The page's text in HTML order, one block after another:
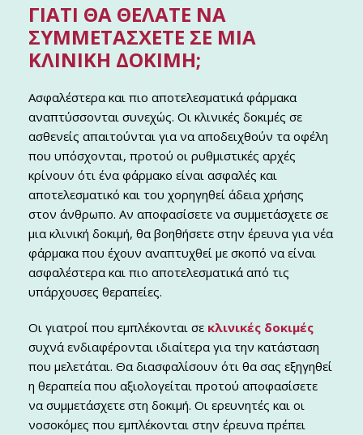
ΓΙΑΤΊ ΘΑ ΘΈΛΑΤΕ ΝΑ
ΣΥΜΜΕΤΆΣΧΕΤΕ ΣΕ ΜΙΑ
ΚΛΙΝΙΚΉ ΔΟΚΙΜΉ;
Ασφαλέστερα και πιο αποτελεσματικά φάρμακα
αναπτύσσονται συνεχώς. Οι κλινικές δοκιμές σε
ασθενείς απαιτούνται για να αποδειχθούν τα οφέλη
που υπόσχονται, προτού οι ρυθμιστικές αρχές
κρίνουν ότι ένα φάρμακο είναι ασφαλές και
αποτελεσματικό και του χορηγηθεί άδεια χρήσης
στον άνθρωπο. Αν αποφασίσετε να συμμετάσχετε σε
μια κλινική δοκιμή, θα βοηθήσετε στην έρευνα για νέα
φάρμακα που έχουν αναπτυχθεί με σκοπό να είναι
ασφαλέστερα και πιο αποτελεσματικά από τις
υπάρχουσες θεραπείες.
Οι γιατροί που εμπλέκονται σε κλινικές δοκιμές
συχνά ενδιαφέρονται ιδιαίτερα για την κατάσταση
που μελετάται. Θα διασφαλίσουν ότι θα σας εξηγηθεί
η θεραπεία που αξιολογείται προτού αποφασίσετε
να συμμετάσχετε στη δοκιμή. Οι ερευνητές και οι
νοσοκόμες που εμπλέκονται στην έρευνα πρέπει